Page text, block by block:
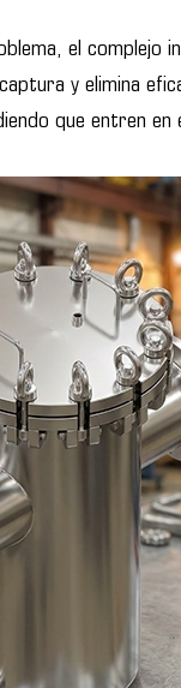
el complejo
y elimina
que entren en